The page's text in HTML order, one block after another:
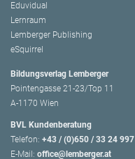
Eduvidual
Lernraum
Lemberger Publishing
eSquirrel
Bildungsverlag Lemberger
Pointengasse 21-23/Top 11
A-1170 Wien
BVL Kundenberatung
Telefon: +43 / (0)650 / 33 24 997
E-Mail: office@lemberger.at